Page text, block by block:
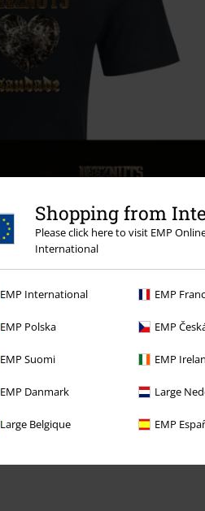
Shopping from
Please click here to visit EMP
International
EMP International EMP
EMP Polska EMP
EMP Suomi EMP
EMP Danmark Large
Large Belgique EMP